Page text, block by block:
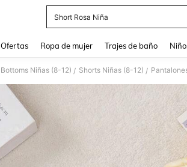
Short Rosa Niña
Ofertas Ropa de mujer Trajes de baño
Bottoms Niñas (8-12) / Shorts Niñas (8-12) /